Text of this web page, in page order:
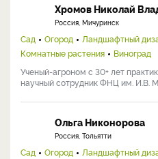
Хромов Николай
Россия, Мичуринск
Сад Огород Ландшафтный
Комнатные растения
Виноград
Ученый-агроном с 30+ лет
научный сотрудник ФНЦ им. И.В.
Ольга Никонорова
Россия, Тольятти
Сад Огород Ландшафтный